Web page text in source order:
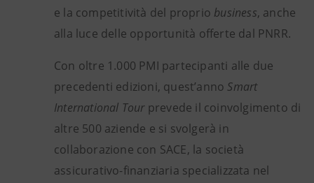
e la competitività del proprio business, anche
alla luce delle opportunità offerte dal PNRR.
Con oltre 1.000 PMI partecipanti alle due
precedenti edizioni, quest’anno Smart
International Tourprevede il coinvolgimento di
altre 500 aziende e si svolgerà in
collaborazione con SACE, la società
assicurativo-finanziaria specializzata nel